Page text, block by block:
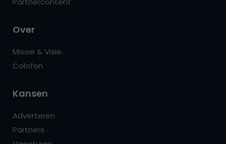
Over
Missie & Visie
Colofon
Kansen
Adverteren
Partners